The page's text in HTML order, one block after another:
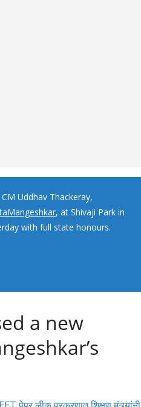
Uddhav Thackeray,
, at Shivaji Park in
with full state honours.
a new